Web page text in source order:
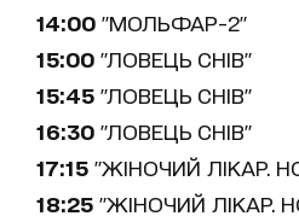
14:00 "МОЛЬФАР-2"
15:00 "ЛОВЕЦЬ СНІВ"
15:45 "ЛОВЕЦЬ СНІВ"
16:30 "ЛОВЕЦЬ СНІВ"
17:15 "ЖІНОЧИЙ ЛІКАР.
18:25 "ЖІНОЧИЙ ЛІКАР.